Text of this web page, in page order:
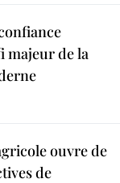
majeur de la
ouvre de
de